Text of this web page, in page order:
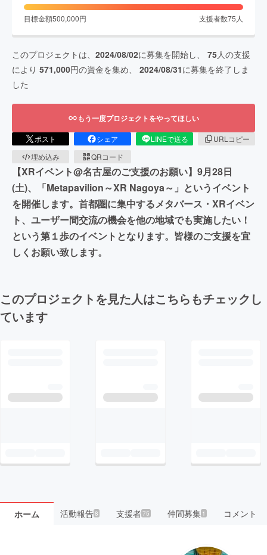
目標金額500,000円 支援者数75 人
このプロジェクトは、 2024/08/02に募集を開始し、 75人の支援
により 571,000円の資金を集め、 2024/08/31に募集を終了しま
した
もう一度プロジェクトをやってほしい
ポスト シェア LINEで送る
URLコピー
埋め込み
QRコード
【XRイベント@名古屋のご支援のお願い】9月28日
(土)、「Metapavilion～XR Nagoya～」というイベント
を開催します。首都圏に集中するメタバース・XRイベン
ト、ユーザー間交流の機会を他の地域でも実施したい！
という第１歩のイベントとなります。皆様のご支援を宜
しくお願い致します。
このプロジェクトを見た人はこちらもチェックし
ています
ホーム 活動報告8 支援者75 仲間募集 1 コメント